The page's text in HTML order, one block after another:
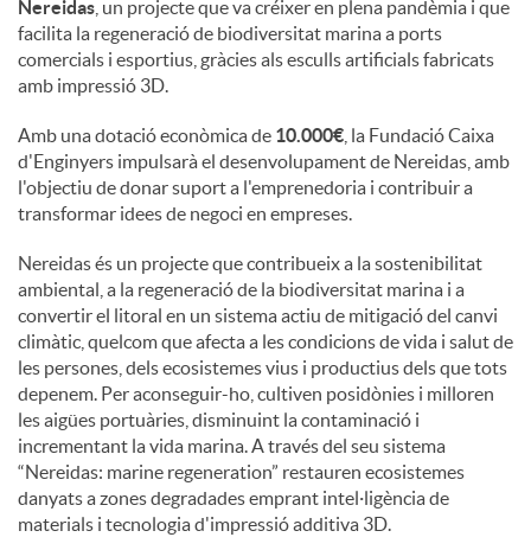
Nereidas , un projecte que va créixer en plena pandèmia i que
facilita la regeneració de biodiversitat marina a ports
comercials i esportius, gràcies als esculls artificials fabricats
amb impressió 3D.
Amb una dotació econòmica de 10.000€ , la Fundació Caixa
d'Enginyers impulsarà el desenvolupament de Nereidas, amb
l'objectiu de donar suport a l'emprenedoria i contribuir a
transformar idees de negoci en empreses.
Nereidas és un projecte que contribueix a la sostenibilitat
ambiental, a la regeneració de la biodiversitat marina i a
convertir el litoral en un sistema actiu de mitigació del canvi
climàtic, quelcom que afecta a les condicions de vida i salut de
les persones, dels ecosistemes vius i productius dels que tots
depenem. Per aconseguir-ho, cultiven posidònies i milloren
les aigües portuàries, disminuint la contaminació i
incrementant la vida marina. A través del seu sistema
“Nereidas: marine regeneration” restauren ecosistemes
danyats a zones degradades emprant intel·ligència de
materials i tecnologia d'impressió additiva 3D.